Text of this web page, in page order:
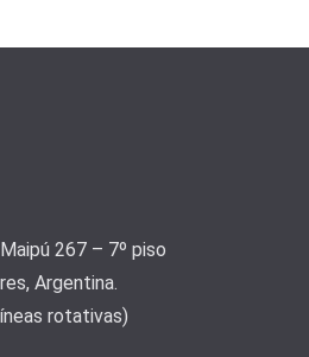
267 – 7º piso
Argentina.
rotativas)